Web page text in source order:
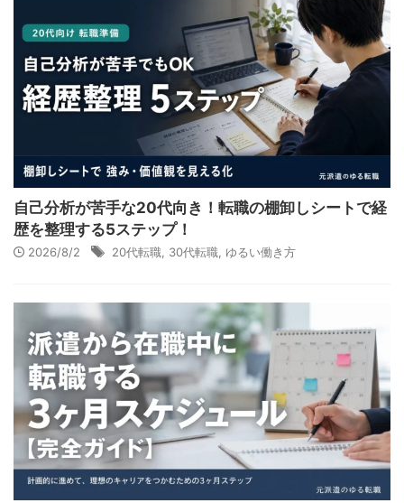
自己分析が苦手な20代向き！転職の棚卸しシートで経
歴を整理する5ステップ！
2026/8/2 20代転職 30代転職 ゆるい働き方